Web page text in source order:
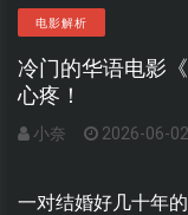
电影解析
冷门的华语电影
心疼！
小奈 2026-06-02
一对结婚好几十年